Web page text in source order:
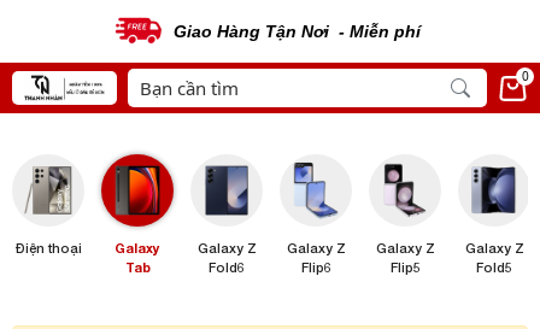
Giao Hàng Tận Nơi - Miễn phí
0
Điện thoại
Galaxy
Tab
Galaxy Z
Fold6
Galaxy Z
Flip6
Galaxy Z
Flip5
Galaxy Z
Fold5